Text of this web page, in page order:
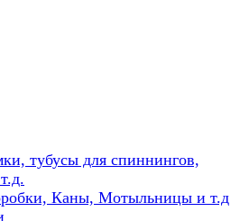
тубусы для спиннингов,
Каны, Мотыльницы и т.д